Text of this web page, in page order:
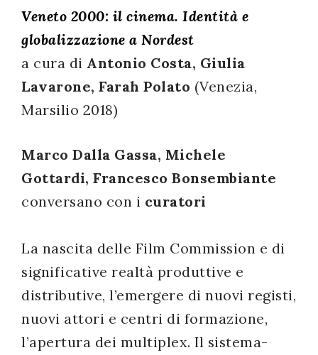
Veneto 2000: il cinema. Identità e
globalizzazione a Nordest
a cura di Antonio Costa, Giulia
Lavarone, Farah Polato (Venezia,
Marsilio 2018)
Marco Dalla Gassa, Michele
Gottardi, Francesco Bonsembiante
conversano con i curatori
La nascita delle Film Commission e di
significative realtà produttive e
distributive, l’emergere di nuovi registi,
nuovi attori e centri di formazione,
l’apertura dei multiplex. Il sistema-
Registrazione
successo!